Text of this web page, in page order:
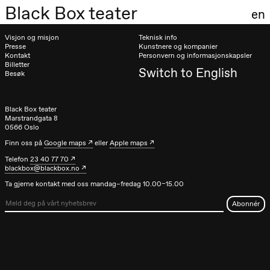
Kylén Collins
& Lærke
Lucy &
21.00
Ebnflōh
Store scene
(Black Box
teater)
Søndag 11. oktober
19.00
Ebnflōh
Mōnad
Black Box teater en
Visjon og misjon
Presse
Kontakt
Billetter
Besøk
Teknisk info
Kunstnere og kompanier
Personvern og informasjonskapsler
Switch to English
Black Box teater
Marstrandgata 8
0566 Oslo
Finn oss påGoogle maps ellerApple maps
Telefon23 40 77 70
blackbox@blackbox.no
Ta gjerne kontakt med oss mandag–fredag 10.00–15.00